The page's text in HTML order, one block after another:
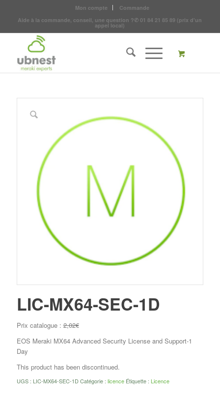
Mon compte
Commande
Aide à la commande, conseil, une question ?✆ 01 84 21 85 89 (prix d'un
appel local)
LIC-MX64-SEC-1D
Prix catalogue :2,02€
EOS Meraki MX64 Advanced Security License and Support-1
Day
This product has been discontinued.
UGS : LIC-MX64-SEC-1D Catégorie : licence Étiquette : Licence